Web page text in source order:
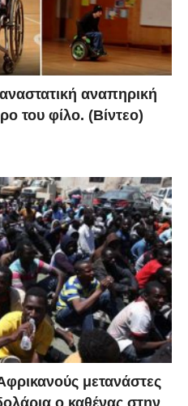
αναπηρική
του φίλο. (Βίντεο)
μετανάστες